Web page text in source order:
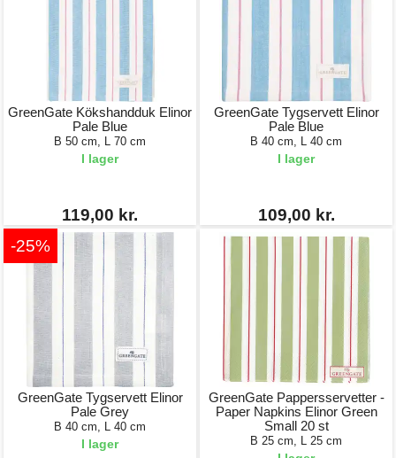
GreenGate Kökshandduk Elinor
Pale Blue
B 50 cm, L 70 cm
I lager
119,00 kr.
GreenGate Tygservett Elinor
Pale Blue
B 40 cm, L 40 cm
I lager
109,00 kr.
-25%
GreenGate Tygservett Elinor
Pale Grey
B 40 cm, L 40 cm
I lager
GreenGate Pappersservetter -
Paper Napkins Elinor Green
Small 20 st
B 25 cm, L 25 cm